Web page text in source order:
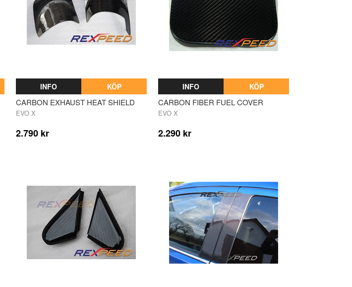
INFO KÖP
CARBON EXHAUST HEAT SHIELD
EVO X
2.790 kr
INFO KÖP
CARBON FIBER FUEL COVER
EVO X
2.290 kr